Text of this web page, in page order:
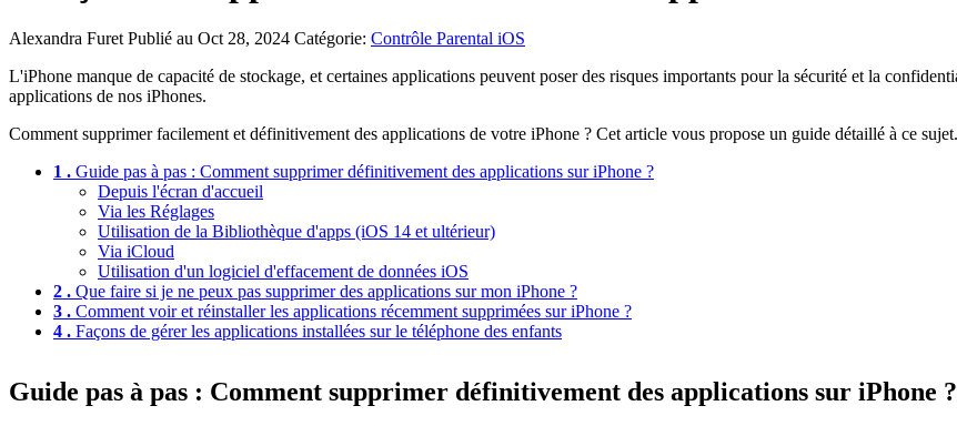
Alexandra Furet Publié au Oct 28, 2024 Catégorie: Contrôle Parental iOS
L'iPhone manque de capacité de stockage, et certaines applications peuvent poser des risques importants pour la sécurité et la
applications de nos iPhones.
Comment supprimer facilement et définitivement des applications de votre iPhone ? Cet article vous propose un guide détaillé à ce sujet.
1 . Guide pas à pas : Comment supprimer définitivement des applications sur iPhone ?
Depuis l'écran d'accueil
Via les Réglages
Utilisation de la Bibliothèque d'apps (iOS 14 et ultérieur)
Via iCloud
Utilisation d'un logiciel d'effacement de données iOS
2 . Que faire si je ne peux pas supprimer des applications sur mon iPhone ?
3 . Comment voir et réinstaller les applications récemment supprimées sur iPhone ?
4 . Façons de gérer les applications installées sur le téléphone des enfants
Guide pas à pas : Comment supprimer définitivement des applications sur iPhone ?